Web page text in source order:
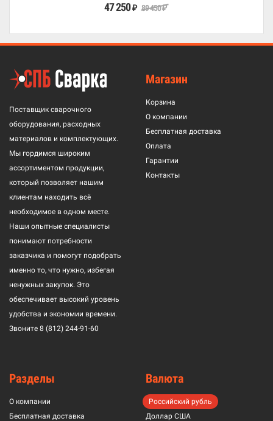
47 250 ₽ 89 450₽
Поставщик сварочного
оборудования, расходных
материалов и комплектующих.
Мы гордимся широким
ассортиментом продукции,
который позволяет нашим
клиентам находить всё
необходимое в одном месте.
Наши опытные специалисты
понимают потребности
заказчика и помогут подобрать
именно то, что нужно, избегая
ненужных закупок. Это
обеспечивает высокий уровень
удобства и экономии времени.
Звоните 8 (812) 244-91-60
Магазин
Корзина
О компании
Бесплатная доставка
Оплата
Гарантии
Контакты
Разделы
О компании
Бесплатная доставка
Валюта
Российский рубль
Доллар США